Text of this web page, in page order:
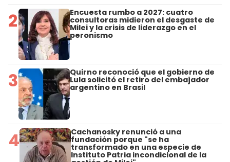
2 Encuesta rumbo a 2027: cuatro
consultoras midieron el desgaste de
Milei y la crisis de liderazgo en el
peronismo
3 Quirno reconoció que el gobierno de
Lula solicitó el retiro del embajador
argentino en Brasil
4 Cachanosky renunció a una
fundación porque "se ha
transformado en una especie de
Instituto Patria incondicional de la